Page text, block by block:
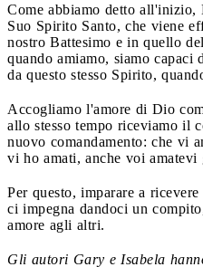
Come abbiamo detto
Suo Spirito Santo, che viene
nostro Battesimo e in quello
quando amiamo, siamo capaci
da questo stesso Spirito,
Accogliamo l'amore di Dio
allo stesso tempo riceviamo il
nuovo comandamento: che vi
vi ho amati, anche voi
Per questo, imparare a
ci impegna dandoci un
amore agli altri.
Gli autori Gary e Isabela